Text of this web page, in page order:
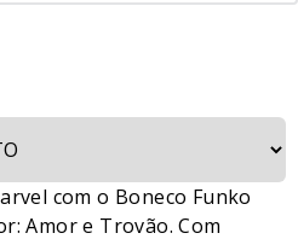
com o Boneco Funko
Amor e Trovão. Com